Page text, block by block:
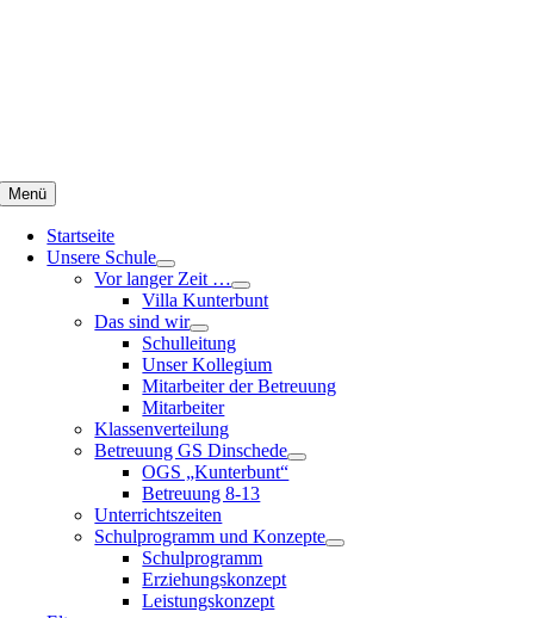
Menü
Startseite
Unsere Schule
Vor langer Zeit …
Villa Kunterbunt
Das sind wir
Schulleitung
Unser Kollegium
Mitarbeiter der Betreuung
Mitarbeiter
Klassenverteilung
Betreuung GS Dinschede
OGS „Kunterbunt“
Betreuung 8-13
Unterrichtszeiten
Schulprogramm und Konzepte
Schulprogramm
Erziehungskonzept
Leistungskonzept